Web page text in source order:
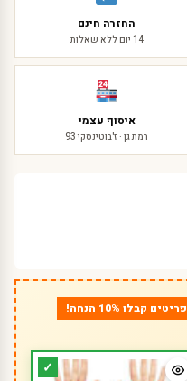
החזרה חינם
14 יום ללא שאלות
איסוף עצמי
רמת גן · ז'בוטינסקי 93